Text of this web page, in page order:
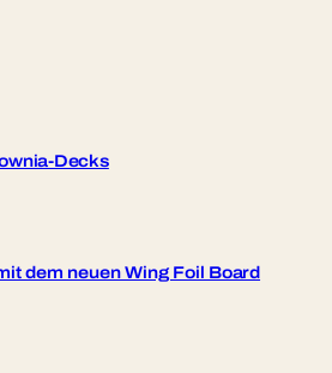
Decks
dem neuen Wing Foil Board